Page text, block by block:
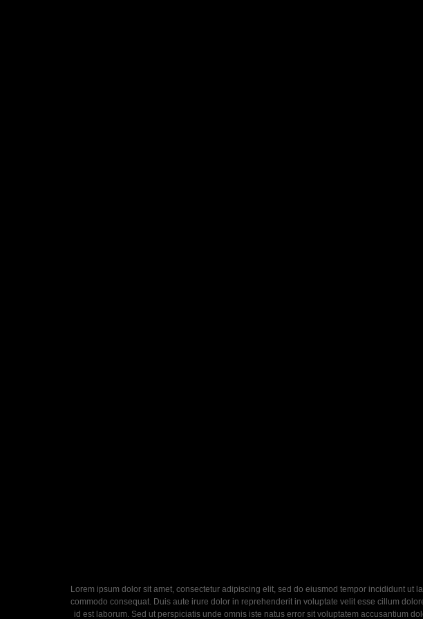
Lorem ipsum dolor sit amet, consectetur adipiscing elit, sed do eiusmod tempor incididunt
commodo consequat. Duis aute irure dolor in reprehenderit in voluptate velit esse cillum
id est laborum. Sed ut perspiciatis unde omnis iste natus error sit voluptatem accusantium